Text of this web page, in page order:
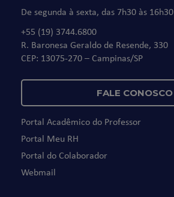
De segunda à sexta, das 7h30 às 16h30
+55 (19) 3744.6800
R. Baronesa Geraldo de Resende, 330
CEP: 13075-270 – Campinas/SP
FALE CONOSCO
Portal Acadêmico do Professor
Portal Meu RH
Portal do Colaborador
Webmail